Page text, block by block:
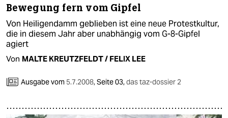
Bewegung fern vom Gipfel
Von Heiligendamm geblieben ist eine neue Protestkultur,
die in diesem Jahr aber unabhängig vom G-8-Gipfel
agiert
Von MALTE KREUTZFELDT / FELIX LEE
Ausgabe vom 5.7.2008,Seite 03,das taz-dossier 2